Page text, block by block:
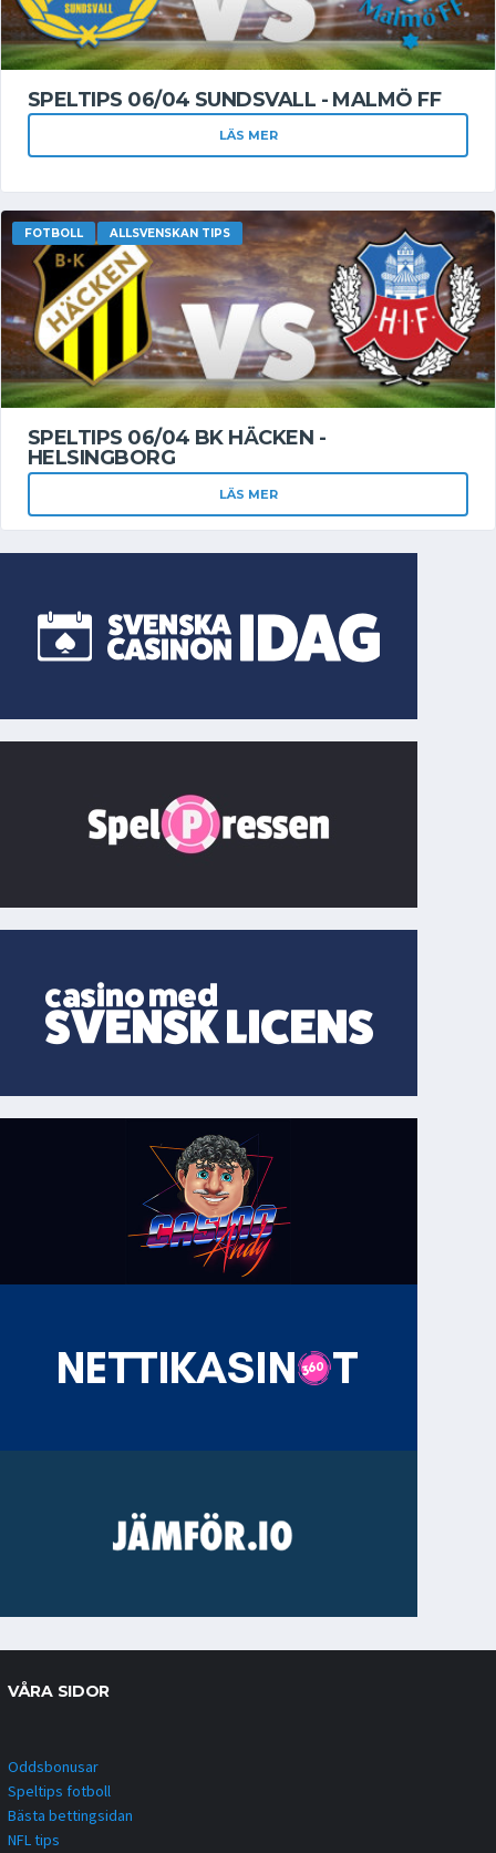
SPELTIPS 06/04 SUNDSVALL - MALMÖ FF
LÄS MER
FOTBOLL ALLSVENSKAN TIPS
SPELTIPS 06/04 BK HÄCKEN -
HELSINGBORG
LÄS MER
VÅRA SIDOR
Oddsbonusar
Speltips fotboll
Bästa bettingsidan
NFL tips